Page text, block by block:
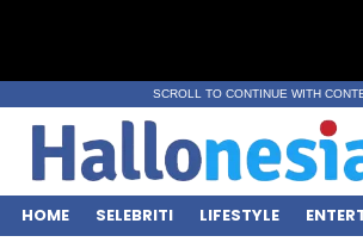
SCROLL TO CONTINUE WITH
HOME SELEBRITI LIFESTYLE